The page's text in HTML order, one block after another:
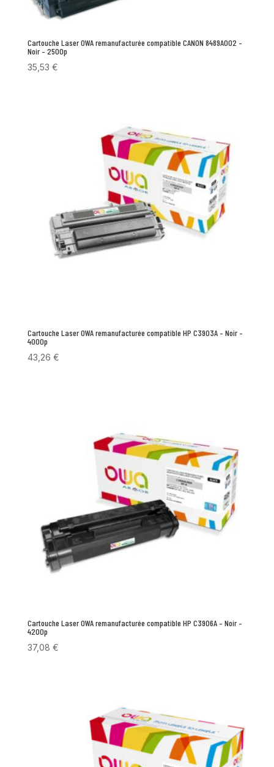
Cartouche Laser OWA remanufacturée compatible CANON 8489A002 –
Noir – 2500p
35,53 €
Cartouche Laser OWA remanufacturée compatible HP C3903A – Noir –
4000p
43,26 €
Cartouche Laser OWA remanufacturée compatible HP C3906A – Noir –
4200p
37,08 €